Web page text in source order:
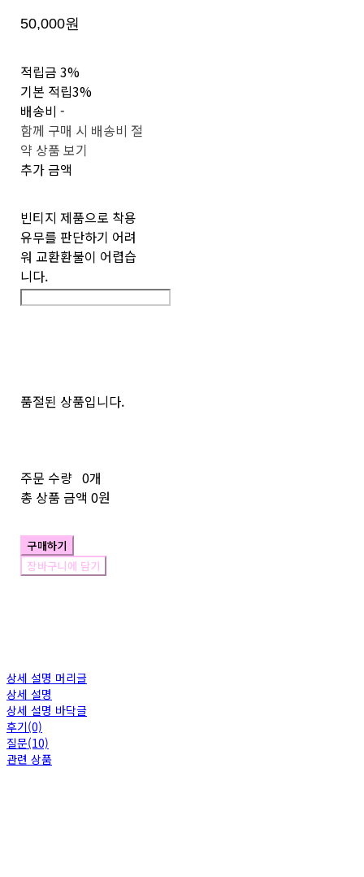
50,000원
적립금 3%
기본 적립3%
배송비-
함께 구매 시 배송비 절
약 상품 보기
추가 금액
빈티지 제품으로 착용
유무를 판단하기 어려
워 교환환불이 어렵습
니다.
품절된 상품입니다.
주문 수량 0개
총 상품 금액 0원
구매하기
장바구니에 담기
상세 설명 머리글
상세 설명
상세 설명 바닥글
후기(0)
질문(10)
관련 상품